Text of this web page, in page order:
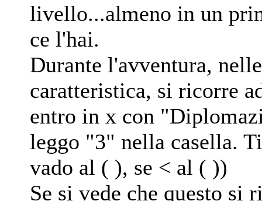
livello...almeno in un
ce l'hai.
Durante l'avventura,
caratteristica, si ricorre
entro in x con
leggo "3" nella casella.
vado al ( ), se < al ( ))
Se si vede che questo si